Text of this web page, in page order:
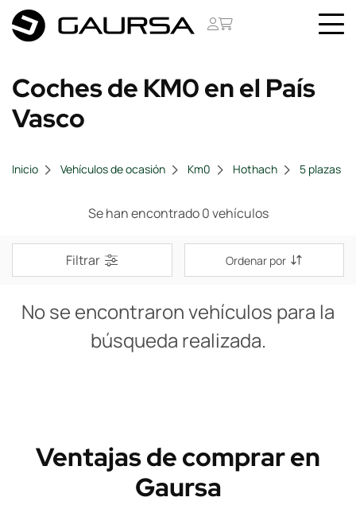
Coches de KM0 en el País
Vasco
Inicio Vehículos de ocasión Km0 Hothach 5 plazas
Se han encontrado 0 vehículos
Filtrar Ordenar por
No se encontraron vehículos para la
búsqueda realizada.
Ventajas de comprar en
Gaursa